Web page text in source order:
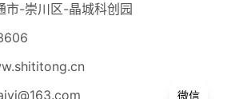
市-崇川区-晶城科创园
微信